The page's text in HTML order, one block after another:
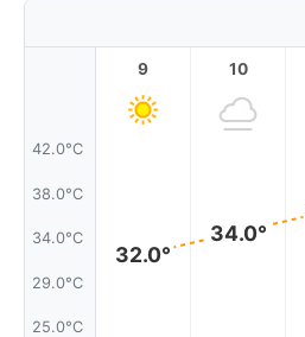
42.0°C
38.0°C
34.0°C
29.0°C
25.0°C
9
32.0°
10
34.0°